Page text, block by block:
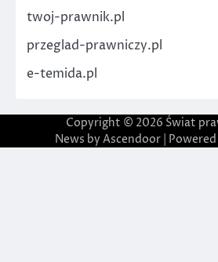
twoj-prawnik.pl
przeglad-prawniczy.pl
e-temida.pl
Copyright © 2026 Świat
News by Ascendoor| Powered